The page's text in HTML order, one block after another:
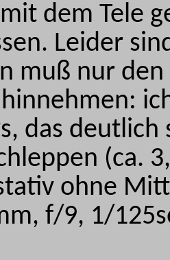
dem Tele
Leider
muß nur
das
(ca.
ohne
f/9, 1/